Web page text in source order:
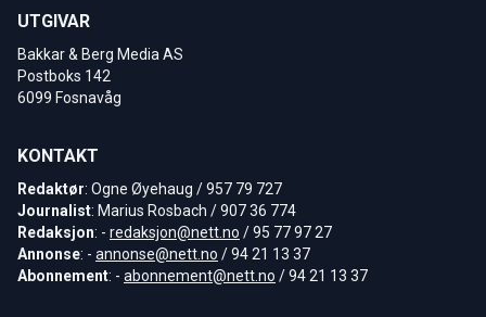
UTGIVAR
Bakkar & Berg Media AS
Postboks 142
6099 Fosnavåg
KONTAKT
Redaktør: Ogne Øyehaug / 957 79 727
Journalist: Marius Rosbach / 907 36 774
Redaksjon: - redaksjon@nett.no / 95 77 97 27
Annonse: - annonse@nett.no / 94 21 13 37
Abonnement: - abonnement@nett.no / 94 21 13 37